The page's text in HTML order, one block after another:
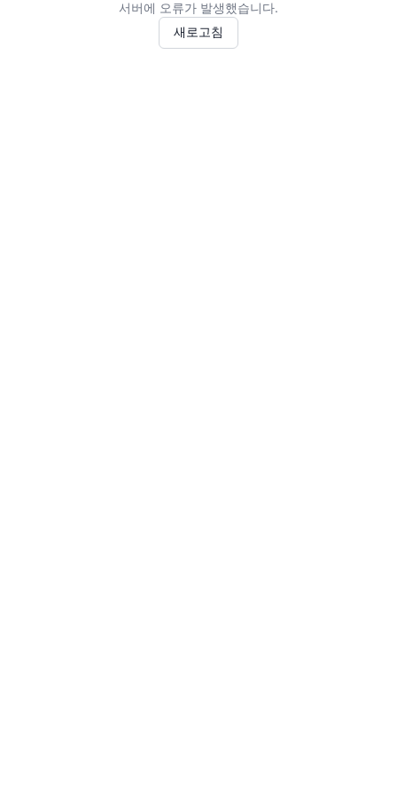
서버에 오류가 발생했습니다.
새로고침